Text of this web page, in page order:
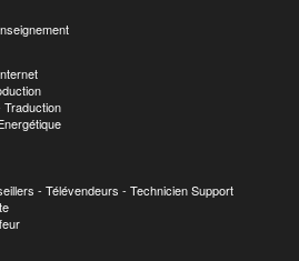
- Télévendeurs - Technicien Support